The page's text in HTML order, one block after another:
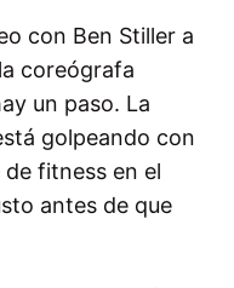
con Ben Stiller a
coreógrafa
un paso. La
golpeando con
fitness en el
antes de que